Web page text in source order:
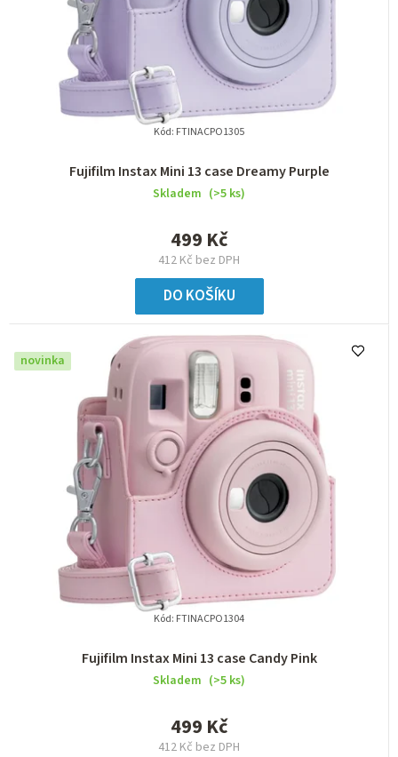
Fujifilm Instax Mini 13 case Dreamy Purple
Skladem (>5 ks)
412 Kč bez DPH
499 Kč
DO KOŠÍKU
Kód: FTINACPO1305
novinka
Fujifilm Instax Mini 13 case Candy Pink
Skladem (>5 ks)
412 Kč bez DPH
499 Kč
Kód: FTINACPO1304